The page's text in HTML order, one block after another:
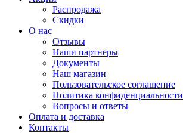
Распродажа
Скидки
О нас
Отзывы
Наши партнёры
Документы
Наш магазин
Пользовательское соглашение
Политика конфиденциальности
Вопросы и ответы
Оплата и доставка
Контакты